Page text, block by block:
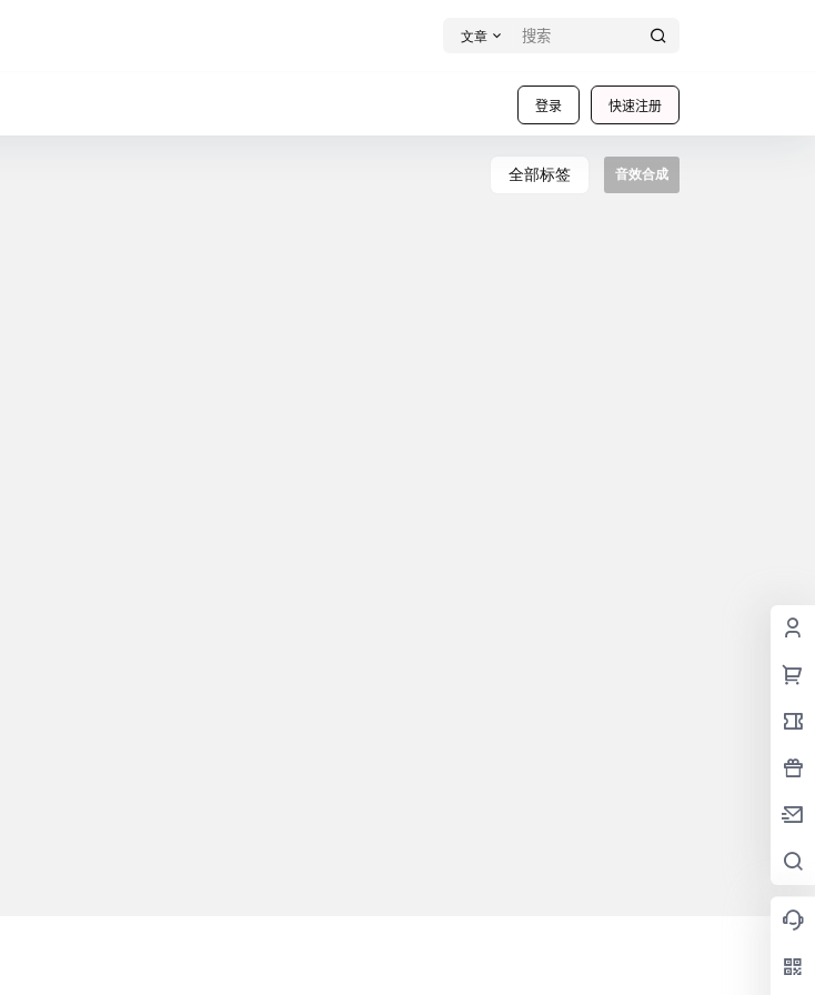
文章
登录 快速注册
全部标签 音效合成